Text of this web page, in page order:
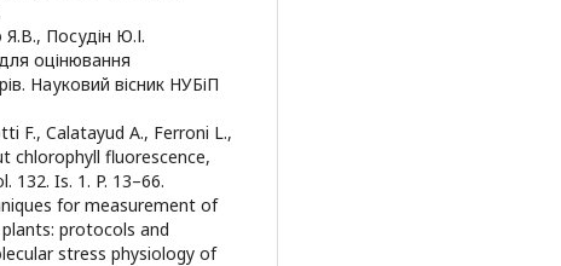
Посудін Ю.І.
оцінювання
Науковий вісник НУБіП
F., Calatayud A., Ferroni L.,
chlorophyll fluorescence,
132. Is. 1. P. 13–66.
for measurement of
protocols and
stress physiology of